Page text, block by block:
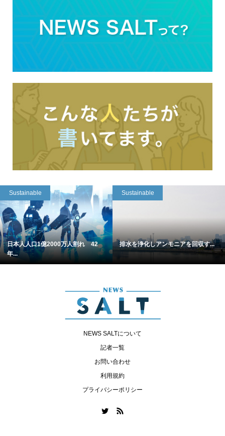
Sustainable
日本人人口1億2000万人割れ 42
年...
Sustainable
排水を浄化しアンモニアを回収す...
NEWS SALTについて
記者一覧
お問い合わせ
利用規約
プライバシーポリシー